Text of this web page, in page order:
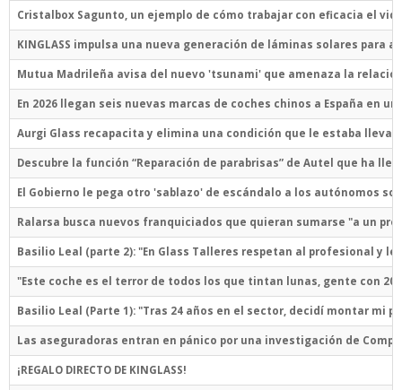
Cristalbox Sagunto, un ejemplo de cómo trabajar con eficacia el
KINGLASS impulsa una nueva generación de láminas solares para
Mutua Madrileña avisa del nuevo 'tsunami' que amenaza la
En 2026 llegan seis nuevas marcas de coches chinos a España en
Aurgi Glass recapacita y elimina una condición que le estaba
Descubre la función “Reparación de parabrisas” de Autel que ha
El Gobierno le pega otro 'sablazo' de escándalo a los autónomos
Ralarsa busca nuevos franquiciados que quieran sumarse "a un
Basilio Leal (parte 2): "En Glass Talleres respetan al profesional y
"Este coche es el terror de todos los que tintan lunas, gente con
Basilio Leal (Parte 1): "Tras 24 años en el sector, decidí montar mi
Las aseguradoras entran en pánico por una investigación de
¡REGALO DIRECTO DE KINGLASS!